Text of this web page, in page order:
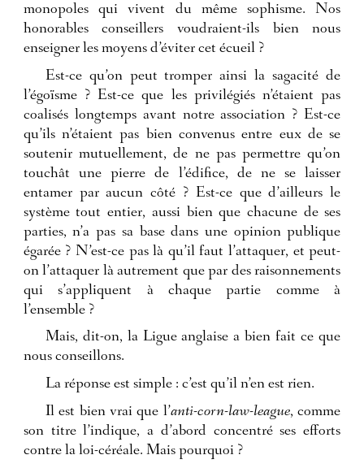
monopoles qui vivent du même sophisme. Nos
honorables conseillers voudraient-ils bien nous
enseigner les moyens d’éviter cet écueil ?
Est-ce qu’on peut tromper ainsi la sagacité de
l’égoïsme ? Est-ce que les privilégiés n’étaient pas
coalisés longtemps avant notre association ? Est-ce
qu’ils n’étaient pas bien convenus entre eux de se
soutenir mutuellement, de ne pas permettre qu’on
touchât une pierre de l’édifice, de ne se laisser
entamer par aucun côté ? Est-ce que d’ailleurs le
système tout entier, aussi bien que chacune de ses
parties, n’a pas sa base dans une opinion publique
égarée ? N’est-ce pas là qu’il faut l’attaquer, et peut-
on l’attaquer là autrement que par des raisonnements
qui s’appliquent à chaque partie comme à
l’ensemble ?
Mais, dit-on, la Ligue anglaise a bien fait ce que
nous conseillons.
La réponse est simple : c’est qu’il n’en est rien.
Il est bien vrai que l’anti-corn-law-league, comme
son titre l’indique, a d’abord concentré ses efforts
contre la loi-céréale. Mais pourquoi ?